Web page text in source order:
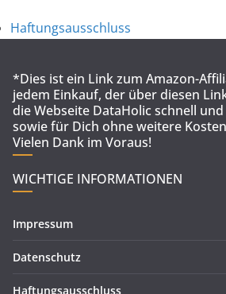
Haftungsausschluss
*Dies ist ein Link zum Amazon-
jedem Einkauf, der über diesen
die Webseite DataHolic schnell
sowie für Dich ohne weitere
Vielen Dank im Voraus!
WICHTIGE INFORMATIONEN
Impressum
Datenschutz
Haftungsausschluss